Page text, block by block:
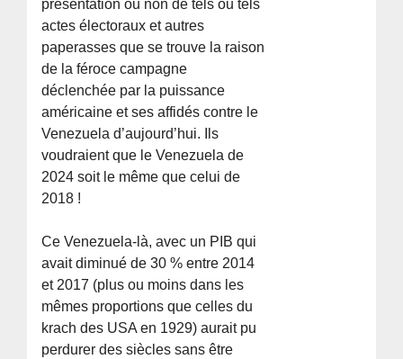
présentation ou non de tels ou tels
actes électoraux et autres
paperasses que se trouve la raison
de la féroce campagne
déclenchée par la puissance
américaine et ses affidés contre le
Venezuela d’aujourd’hui. Ils
voudraient que le Venezuela de
2024 soit le même que celui de
2018 !
Ce Venezuela-là, avec un PIB qui
avait diminué de 30 % entre 2014
et 2017 (plus ou moins dans les
mêmes proportions que celles du
krach des USA en 1929) aurait pu
perdurer des siècles sans être